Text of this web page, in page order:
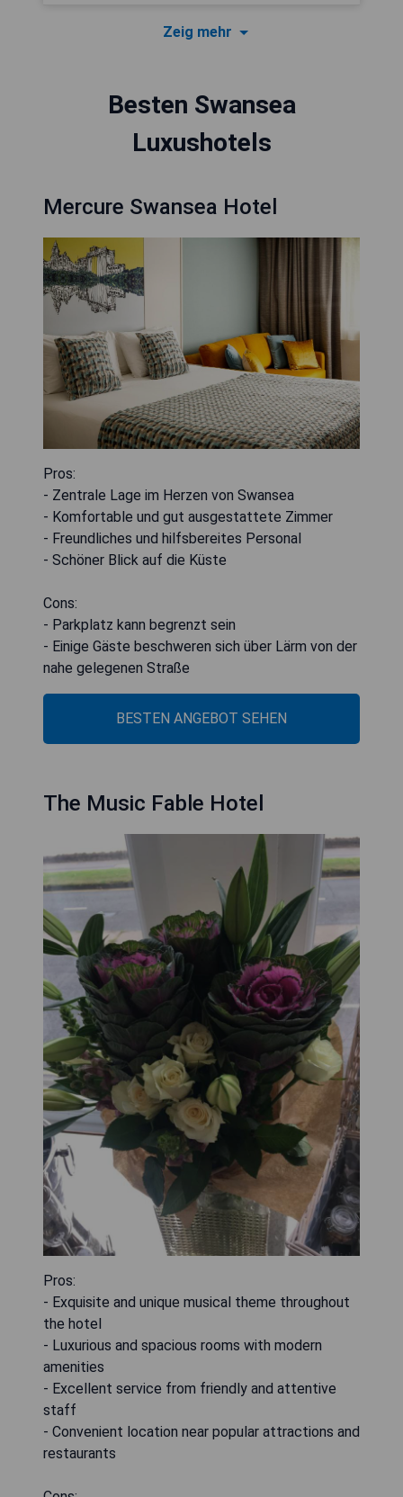
Zeig mehr
Besten Swansea
Luxushotels
Mercure Swansea Hotel
Pros:
- Zentrale Lage im Herzen von Swansea
- Komfortable und gut ausgestattete Zimmer
- Freundliches und hilfsbereites Personal
- Schöner Blick auf die Küste
Cons:
- Parkplatz kann begrenzt sein
- Einige Gäste beschweren sich über Lärm von der
nahe gelegenen Straße
BESTEN ANGEBOT SEHEN
The Music Fable Hotel
Pros:
- Exquisite and unique musical theme throughout
the hotel
- Luxurious and spacious rooms with modern
amenities
- Excellent service from friendly and attentive
staff
- Convenient location near popular attractions and
restaurants